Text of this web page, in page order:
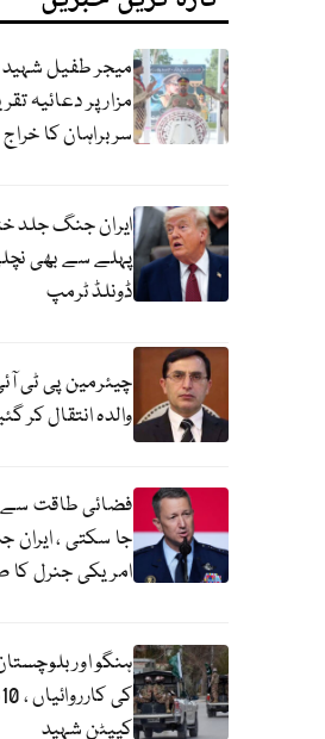
مزار پر دعائیہ
سربراہان کا
ایران جنگ جلد
پہلے سے بھی
ڈونلڈ ٹرمپ
چیئرمین پی ٹی
والدہ انتقال کر
فضائی طاقت
جا سکتی ،
امریکی جنرل کا
ہنگو اور
کیپٹن شہید